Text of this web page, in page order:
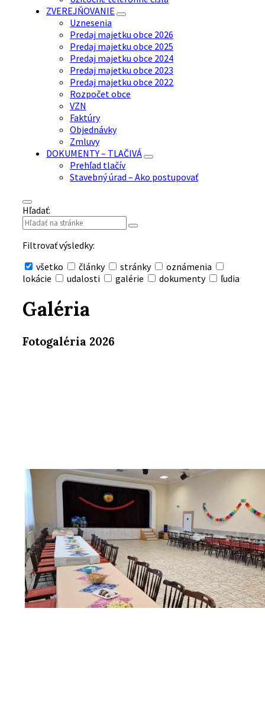
ZVEREJŇOVANIE
Uznesenia
Predaj majetku obce 2026
Predaj majetku obce 2025
Predaj majetku obce 2024
Predaj majetku obce 2023
Predaj majetku obce 2022
Rozpočet obce
VZN
Faktúry
Objednávky
Zmluvy
DOKUMENTY – TLAČIVÁ
Prehľad tlačív
Stavebný úrad – Ako postupovať
Hľadať:
Filtrovať výsledky:
všetko
články stránky
oznámenia
lokácie
udalosti galérie dokumenty ľudia
vyhľadávanie
Galéria
Fotogaléria 2026